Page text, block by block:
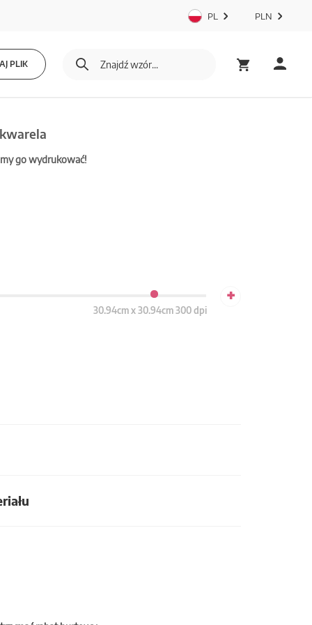
PL PLN
PLIK
go wydrukować!
30.94cm x 30.94cm 300 dpi
+